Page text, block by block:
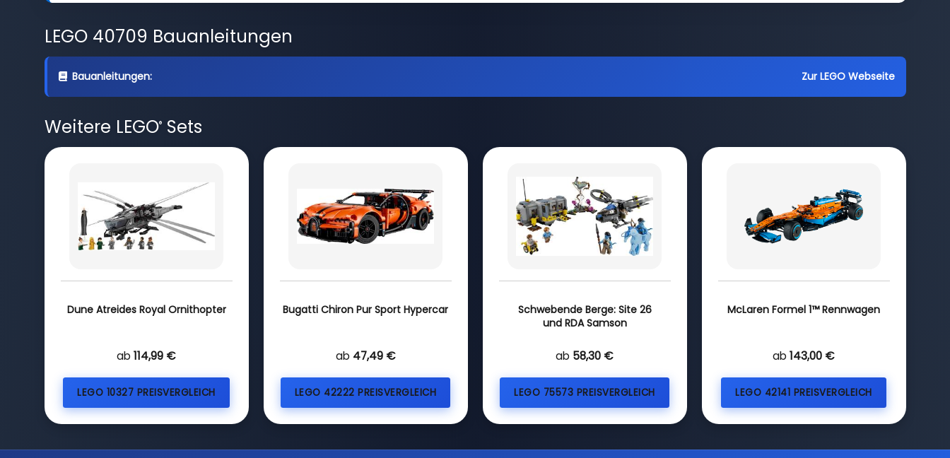
LEGO 40709 Bauanleitungen
Bauanleitungen: Zur LEGO Webseite
Weitere LEGO®Sets
Dune Atreides Royal Ornithopter
ab 114,99 €
LEGO 10327 PREISVERGLEICH
Bugatti Chiron Pur Sport Hypercar
ab 47,49 €
LEGO 42222 PREISVERGLEICH
Schwebende Berge: Site 26
und RDA Samson
ab 58,30 €
LEGO 75573 PREISVERGLEICH
McLaren Formel 1™ Rennwagen
ab 143,00 €
LEGO 42141 PREISVERGLEICH